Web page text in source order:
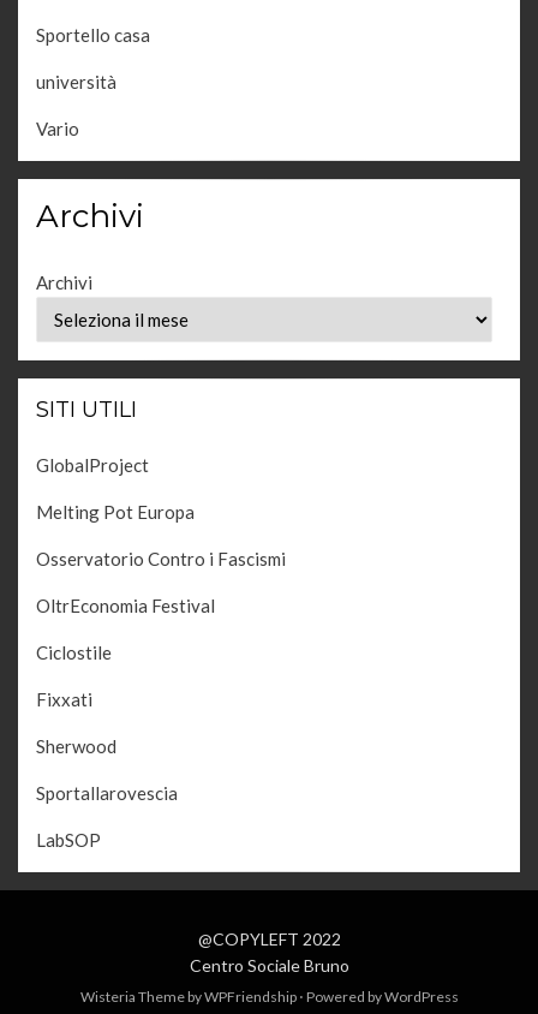
Sportello casa
università
Vario
Archivi
Archivi
SITI UTILI
GlobalProject
Melting Pot Europa
Osservatorio Contro i Fascismi
OltrEconomia Festival
Ciclostile
Fixxati
Sherwood
Sportallarovescia
LabSOP
@COPYLEFT 2022
Centro Sociale Bruno
Wisteria Theme byWPFriendship ⋅ Powered byWordPress